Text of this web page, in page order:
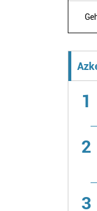
1
2
3